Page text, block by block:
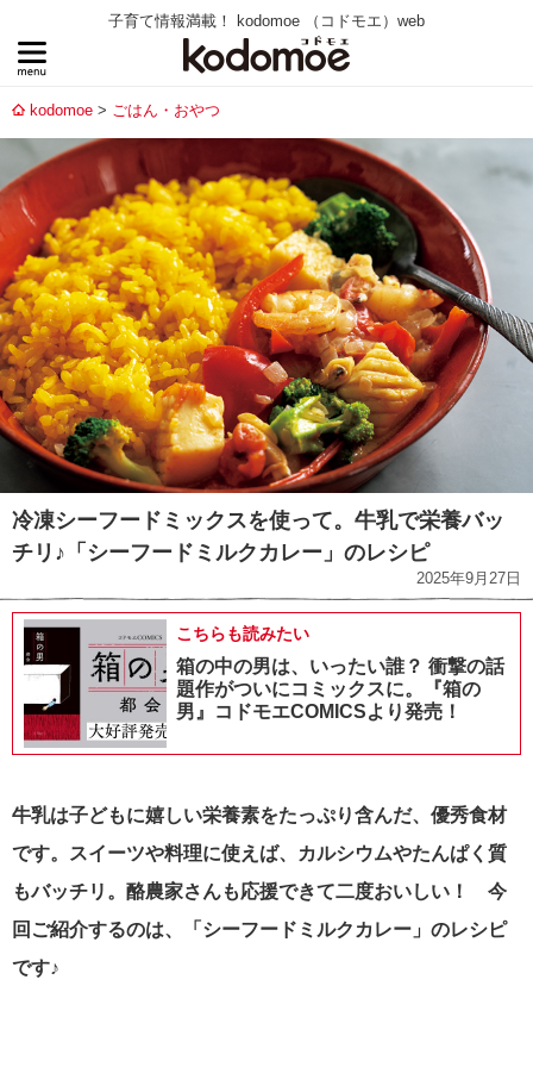
子育て情報満載！ kodomoe （コドモエ）web
kodomoe ごはん・おやつ
冷凍シーフードミックスを使って。牛乳で栄養バッ
チリ♪「シーフードミルクカレー」のレシピ
2025年9月27日
こちらも読みたい
箱の中の男は、いったい誰？ 衝撃の話
題作がついにコミックスに。『箱の
男』コドモエCOMICSより発売！
牛乳は子どもに嬉しい栄養素をたっぷり含んだ、優秀食材
です。 スイーツや料理に使えば、カルシウムやたんぱく質
もバッチリ。 酪農家さんも応援できて二度おいしい！ 今
回ご紹介するのは、「シーフードミルクカレー」のレシピ
です♪